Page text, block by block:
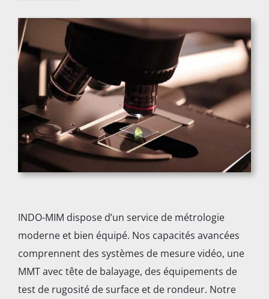
INDO-MIM dispose d’un service de métrologie
moderne et bien équipé. Nos capacités avancées
comprennent des systèmes de mesure vidéo, une
MMT avec tête de balayage, des équipements de
test de rugosité de surface et de rondeur. Notre